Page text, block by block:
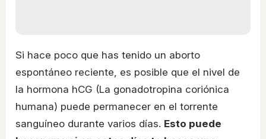
Si hace poco que has tenido un aborto
espontáneo reciente, es posible que el nivel de
la hormona hCG (La gonadotropina coriónica
humana) puede permanecer en el torrente
sanguíneo durante varios días. Esto puede